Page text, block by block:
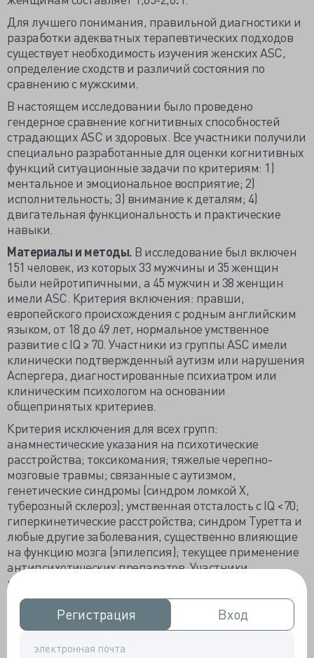
Регистрация
Регистрация Вход
Вход
Для лучшего понимания, правильной диагностики и
разработки адекватных терапевтических подходов
существует необходимость изучения женских ASC,
определение сходств и различий состояния по
сравнению с мужскими.
В настоящем исследовании было проведено
гендерное сравнение когнитивных способностей
страдающих ASC и здоровых. Все участники получили
специально разработанные для оценки когнитивных
функций ситуационные задачи по критериям: 1)
ментальное и эмоциональное восприятие; 2)
исполнительность; 3) внимание к деталям; 4)
двигательная функциональность и практические
навыки.
Материалы и методы. В исследование был включен
151 человек, из которых 33 мужчины и 35 женщин
были нейротипичными, а 45 мужчин и 38 женщин
имели ASC. Критерия включения: правши,
европейского происхождения с родным английским
языком, от 18 до 49 лет, нормальное умственное
развитие с IQ ≥ 70. Участники из группы ASC имели
клинически подтвержденный аутизм или нарушения
Аспергера, диагностированные психиатром или
клиническим психологом на основании
общепринятых критериев.
Критерия исключения для всех групп:
анамнестические указания на психотические
расстройства; токсикомания; тяжелые черепно-
мозговые травмы; связанные с аутизмом,
генетические синдромы (синдром ломкой X,
туберозный склероз); умственная отсталость с IQ <70;
гиперкинетические расстройства; синдром Туретта и
любые другие заболевания, существенно влияющие
на функцию мозга (эпилепсия); текущее применение
антипсихотических препаратов. Участники
нейротипичной группы также не должны были иметь
семейной отягощенности по ASC.
Для оценки ментального и эмоционального
восприятия был использован тест «Чтение разума по
глазам» (‘Reading the Mind in the Eyes’ test),